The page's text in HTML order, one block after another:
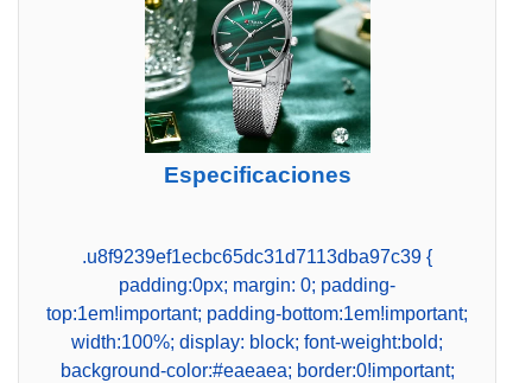
Especificaciones
.u8f9239ef1ecbc65dc31d7113dba97c39 {
padding:0px; margin: 0; padding-
top:1em!important; padding-bottom:1em!important;
width:100%; display: block; font-weight:bold;
background-color:#eaeaea; border:0!important;